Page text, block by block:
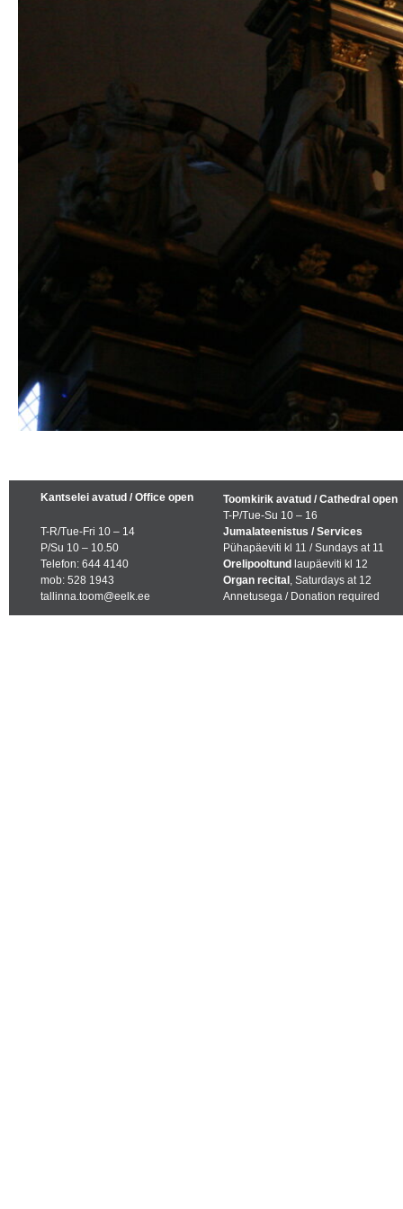
Kantselei avatud / Office open
T-R/Tue-Fri 10 – 14
P/Su 10 – 10.50
Telefon: 644 4140
mob: 528 1943
tallinna.toom@eelk.ee
Toomkirik avatud / Cathedral open
T-P/Tue-Su 10 – 16
Jumalateenistus / Services
Pühapäeviti kl 11 / Sundays at 11
Orelipooltund laupäeviti kl 12
Organ recital , Saturdays at 12
Annetusega / Donation required